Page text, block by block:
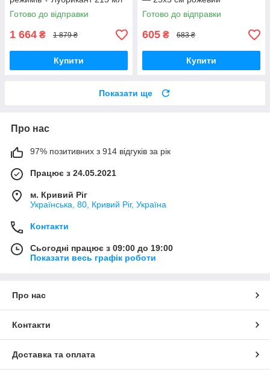
+ Спрей для очищення секс-
іграшок Чорний
Готово до відправки
1 664 ₴ 1 879 ₴
Купити
Готово до відправки
605 ₴ 683 ₴
Купити
Показати ще
Про нас
97% позитивних з 914 відгуків за рік
Працює з 24.05.2021
м. Кривий Ріг
Українська, 80, Кривий Ріг, Україна
Контакти
Сьогодні працює з 09:00 до 19:00
Показати весь графік роботи
Про нас
Контакти
Доставка та оплата